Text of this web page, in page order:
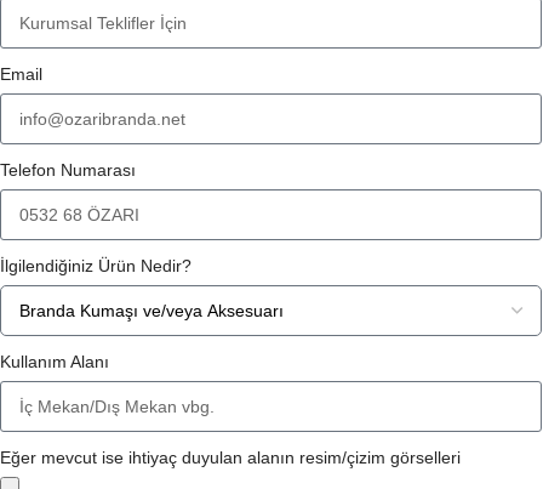
Email
Telefon Numarası
İlgilendiğiniz Ürün Nedir?
Kullanım Alanı
Eğer mevcut ise ihtiyaç duyulan alanın resim/çizim görselleri